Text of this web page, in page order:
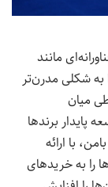
مانند
به شکلی مدرن‌تر
میان
پایدار برندها
با ارائه
به خریدهای